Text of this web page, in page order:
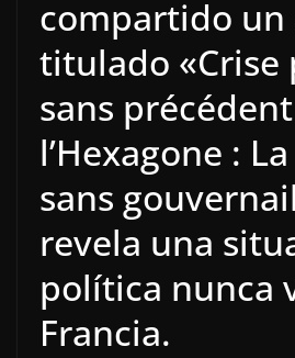
compartido
titulado
sans
l’Hexagone :
sans
revela una
política nunca
Francia.